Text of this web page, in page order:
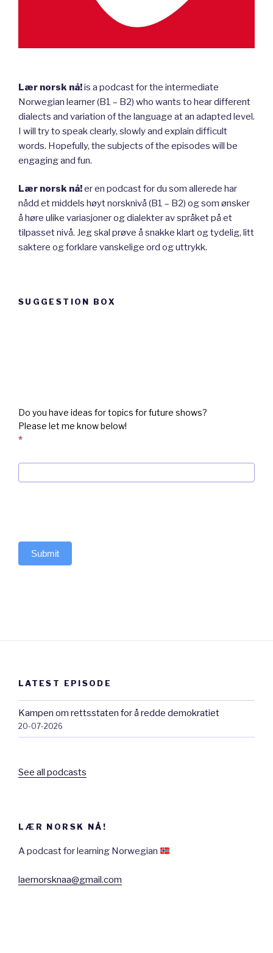
Lær norsk nå!is a podcast for the intermediate
Norwegian learner (B1 – B2) who wants to hear different
dialects and variation of the language at an adapted level.
I will try to speak clearly, slowly and explain difficult
words. Hopefully, the subjects of the episodes will be
engaging and fun.
Lær norsk nå!er en podcast for du som allerede har
nådd et middels høyt norsknivå (B1 – B2) og som ønsker
å høre ulike variasjoner og dialekter av språket på et
tilpasset nivå. Jeg skal prøve å snakke klart og tydelig, litt
saktere og forklare vanskelige ord og uttrykk.
SUGGESTION BOX
Do you have ideas for topics for future shows?
Please let me know below!
*
Submit
LATEST EPISODE
Kampen om rettsstaten for å redde demokratiet
20-07-2026
See all podcasts
LÆR NORSK NÅ!
A podcast for learning Norwegian
laernorsknaa@gmail.com